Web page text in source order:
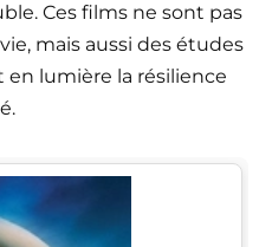
Ces films ne sont pas
mais aussi des études
lumière la résilience